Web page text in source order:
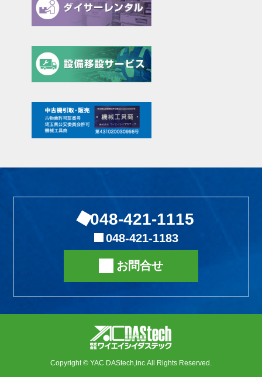
048-421-1115
048-421-1183
お問合せ
Copyright © YAC DAStech,inc.All Rights Reserved.